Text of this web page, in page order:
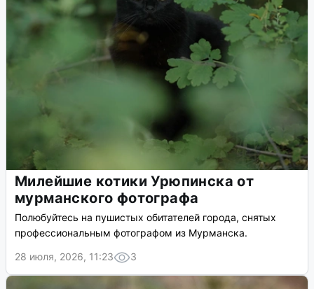
Милейшие котики Урюпинска от
мурманского фотографа
Полюбуйтесь на пушистых обитателей города, снятых
профессиональным фотографом из Мурманска.
28 июля, 2026, 11:23
3